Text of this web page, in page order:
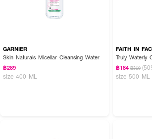
● อุดมด้วยสารสกัดจากธรรมชาติ
ห้ผิวรู้สึกสะอาด สดชื่น เนียนนุ่ม ไม่แห้งตึง
●ปราศจากสาร SLS/ SLES แอลกอฮอล์ น้ำหอม สี ซิลิ
●ขนาด
How to Use :
GARNIER
Skin Naturals Micellar Cleansing Water
฿289
size 400 ML
FAITH IN
฿184 ฿369
size 500 ML